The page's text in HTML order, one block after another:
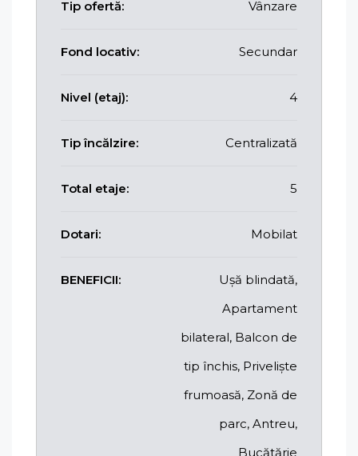
Tip ofertă: Vânzare
Fond locativ: Secundar
Nivel (etaj): 4
Tip încălzire: Centralizată
Total etaje: 5
Dotari: Mobilat
BENEFICII:
Ușă blindată,
Apartament
bilateral, Balcon de
tip închis, Priveliște
frumoasă, Zonă de
parc, Antreu,
Bucătărie